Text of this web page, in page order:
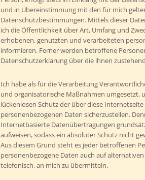
und in Übereinstimmung mit den für mich
Datenschutzbestimmungen. Mittels dieser
ich die Öffentlichkeit über Art, Umfang und
erhobenen, genutzten und verarbeiteten
informieren. Ferner werden betroffene
Datenschutzerklärung über die ihnen
Ich habe als für die Verarbeitung
und organisatorische Maßnahmen umgesetzt,
lückenlosen Schutz der über diese
personenbezogenen Daten sicherzustellen.
Internetbasierte Datenübertragungen
aufweisen, sodass ein absoluter Schutz nicht
Aus diesem Grund steht es jeder betroffenen
personenbezogene Daten auch auf alternativen
telefonisch, an mich zu übermitteln.